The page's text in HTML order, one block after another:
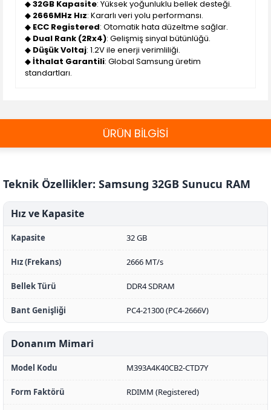
◆32GB Kapasite: Yüksek yoğunluklu bellek desteği.
◆ 2666MHz Hız: Kararlı veri yolu performansı.
◆ ECC Registered: Otomatik hata düzeltme sağlar.
◆ Dual Rank (2Rx4): Gelişmiş sinyal bütünlüğü.
◆ Düşük Voltaj: 1.2V ile enerji verimliliği.
◆İthalat Garantili: Global Samsung üretim
standartları.
ÜRÜN BİLGİSİ
Teknik Özellikler: Samsung 32GB Sunucu RAM
Hız ve Kapasite
Kapasite 32 GB
Hız (Frekans) 2666 MT/s
Bellek Türü DDR4 SDRAM
Bant Genişliği PC4-21300 (PC4-2666V)
Donanım Mimari
Model Kodu M393A4K40CB2-CTD7Y
Form Faktörü RDIMM (Registered)